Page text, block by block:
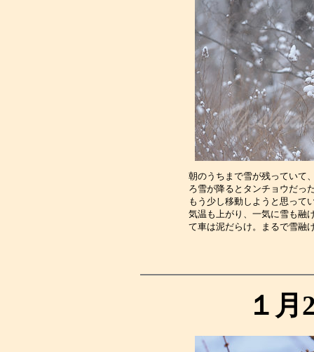
朝のうちまで雪が残っていて
ろ雪が降るとタンチョウだっ
もう少し移動しようと思って
気温も上がり、一気に雪も融
て車は泥だらけ。ま
１月